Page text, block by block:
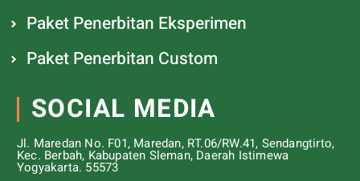
Paket Penerbitan Eksperimen
Paket Penerbitan Custom
SOCIAL MEDIA
Jl. Maredan No. F01, Maredan, RT.06/RW.41, Sendangtirto,
Kec. Berbah, Kabupaten Sleman, Daerah Istimewa
Yogyakarta. 55573